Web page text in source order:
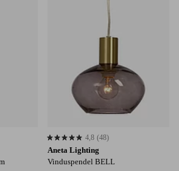
Aneta Lighting
Vinduspendel BELL
4,8 basert på 48 karaktergivninger
4,8 (48)